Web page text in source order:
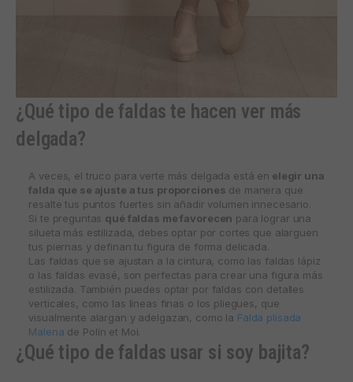
¿Qué tipo de faldas te hacen ver más
delgada?
A veces, el truco para verte más delgada está en elegir una
falda que se ajuste a tus proporciones de manera que
resalte tus puntos fuertes sin añadir volumen innecesario.
Si te preguntas qué faldas me favorecen para lograr una
silueta más estilizada, debes optar por cortes que alarguen
tus piernas y definan tu figura de forma delicada.
Las faldas que se ajustan a la cintura, como las faldas lápiz
o las faldas evasé, son perfectas para crear una figura más
estilizada. También puedes optar por faldas con detalles
verticales, como las líneas finas o los pliegues, que
visualmente alargan y adelgazan, como la Falda plisada
Malena de Polín et Moi.
¿Qué tipo de faldas usar si soy bajita?